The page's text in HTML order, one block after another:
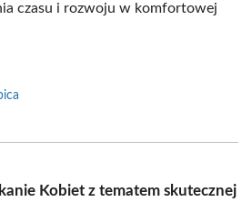
czasu i rozwoju w komfortowej
Kobiet z tematem skutecznej